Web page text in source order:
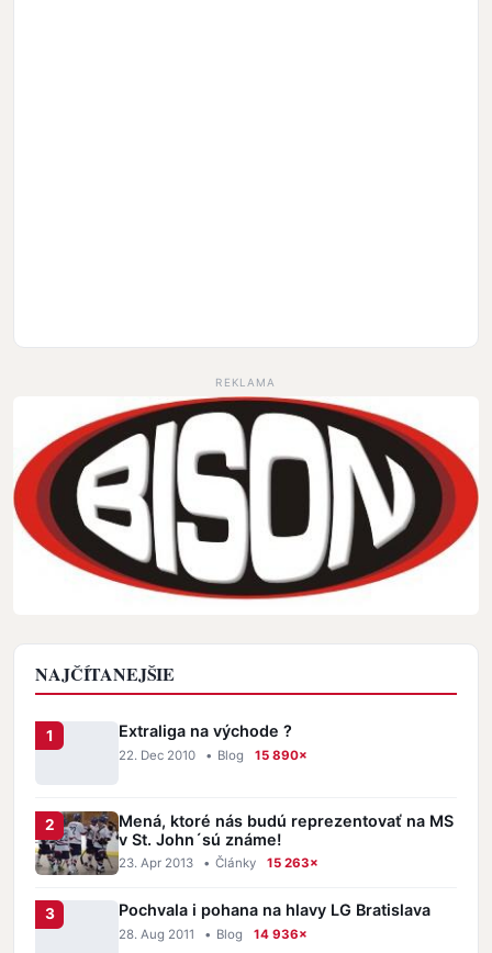
REKLAMA
NAJČÍTANEJŠIE
Extraliga na východe ?
22. Dec 2010 • Blog 15 890×
Mená, ktoré nás budú reprezentovať na MS
v St. John´sú známe!
23. Apr 2013 • Články 15 263×
Pochvala i pohana na hlavy LG Bratislava
28. Aug 2011 • Blog 14 936×